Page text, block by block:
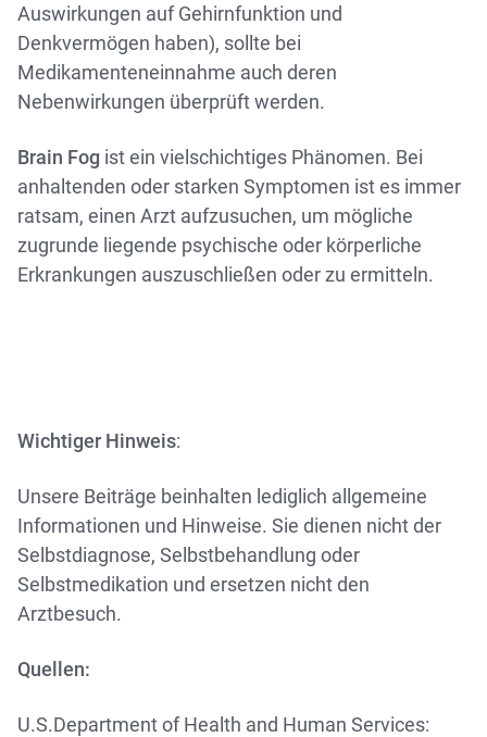
Auswirkungen auf Gehirnfunktion und
Denkvermögen haben), sollte bei
Medikamenteneinnahme auch deren
Nebenwirkungen überprüft werden.
Brain Fog ist ein vielschichtiges Phänomen. Bei
anhaltenden oder starken Symptomen ist es immer
ratsam, einen Arzt aufzusuchen, um mögliche
zugrunde liegende psychische oder körperliche
Erkrankungen auszuschließen oder zu ermitteln.
Wichtiger Hinweis:
Unsere Beiträge beinhalten lediglich allgemeine
Informationen und Hinweise. Sie dienen nicht der
Selbstdiagnose, Selbstbehandlung oder
Selbstmedikation und ersetzen nicht den
Arztbesuch.
Quellen:
U.S.Department of Health and Human Services: